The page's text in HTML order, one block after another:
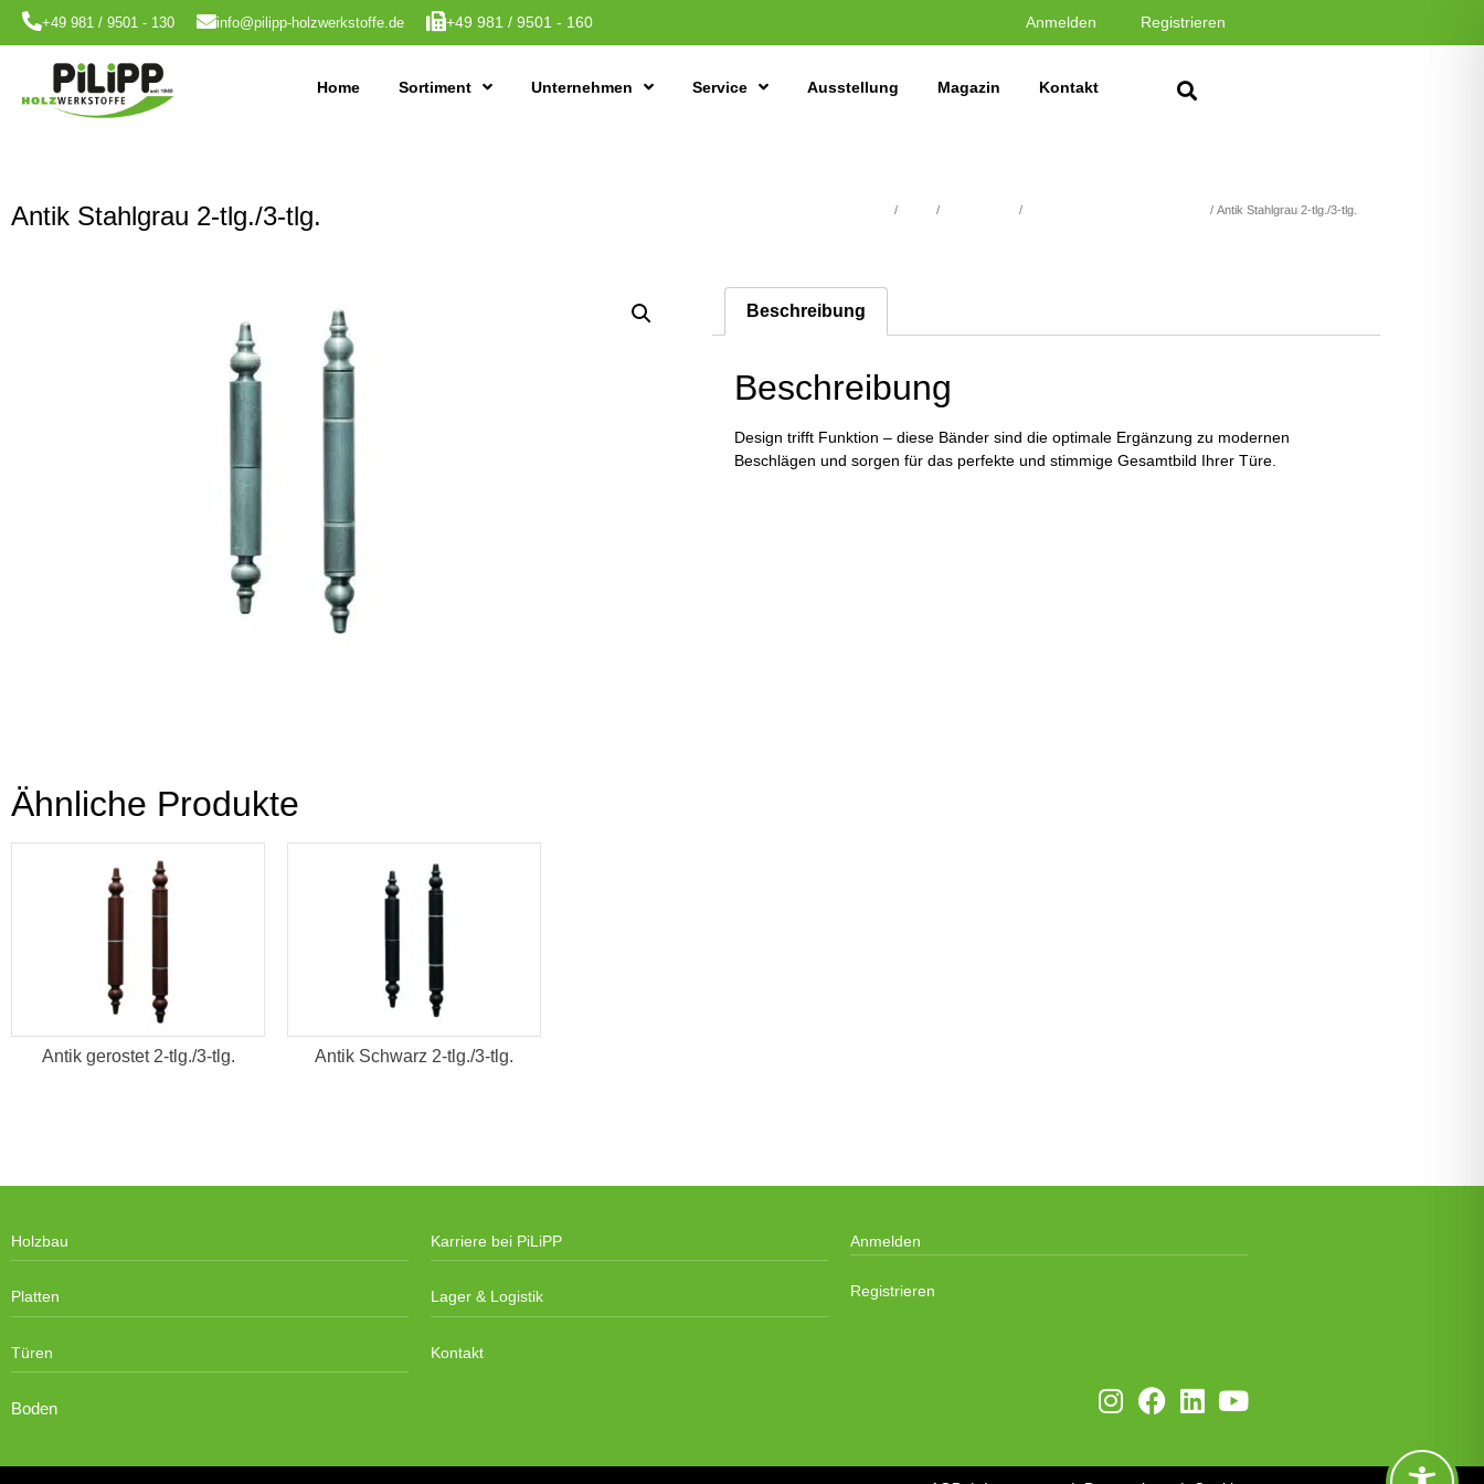
+49 981 / 9501 - 130 info@pilipp-holzwerkstoffe.de +49 981 / 9501 - 160 Anmelden Registrieren
Home Sortiment Unternehmen Service Ausstellung Magazin Kontakt
Antik Stahlgrau 2-tlg./3-tlg. / / / / Antik Stahlgrau 2-tlg./3-tlg.
Beschreibung
Beschreibung
Design trifft Funktion – diese Bänder sind die optimale Ergänzung zu modernen
Beschlägen und sorgen für das perfekte und stimmige Gesamtbild Ihrer Türe.
Ähnliche Produkte
Antik gerostet 2-tlg./3-tlg. Antik Schwarz 2-tlg./3-tlg.
Holzbau
Platten
Türen
Boden
Karriere bei PiLiPP
Lager & Logistik
Kontakt
Anmelden
Registrieren